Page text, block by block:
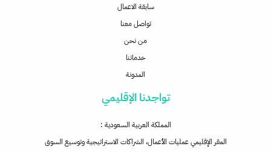
سابقة الاعمال
تواصل معنا
من نحن
خدماتنا
المدونة
تواجدنا الإقليمي
المملكة العربية السعودية :
المقر الإقليمي عمليات الأعمال، الشراكات الاستراتيجية وتوسيع السوق